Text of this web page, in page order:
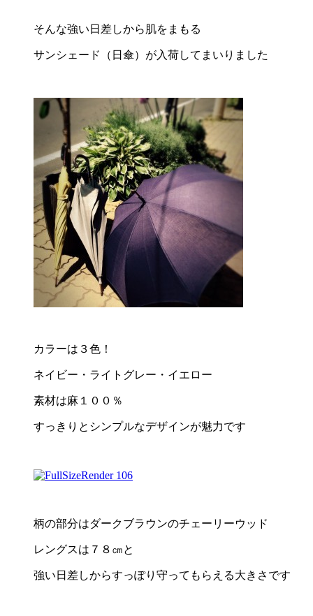
そんな強い日差しから肌をまもる
サンシェード（日傘）が入荷してまいりました
カラーは３色！
ネイビー・ライトグレー・イエロー
素材は麻１００％
すっきりとシンプルなデザインが魅力です
柄の部分はダークブラウンのチェーリーウッド
レングスは７８㎝と
強い日差しからすっぽり守ってもらえる大きさです